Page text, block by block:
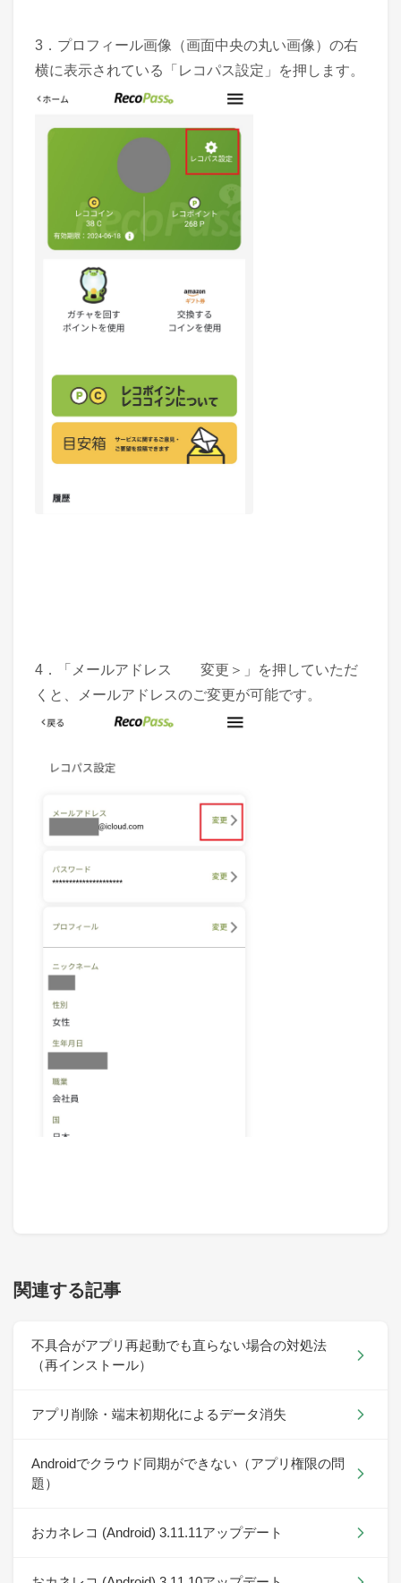
3．プロフィール画像（画面中央の丸い画像）の右
横に表示されている「レコパス設定」を押します。
4．「メールアドレス 変更＞」を押していただ
くと、メールアドレスのご変更が可能です。
関連する記事
不具合がアプリ再起動でも直らない場合の対処法
（再インストール）
アプリ削除・端末初期化によるデータ消失
Androidでクラウド同期ができない（アプリ権限の問
題）
おカネレコ (Android) 3.11.11アップデート